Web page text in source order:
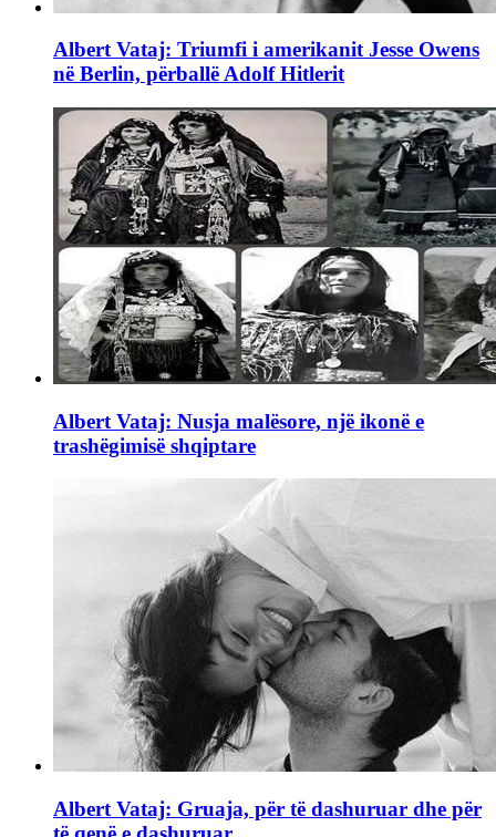
Albert Vataj: Triumfi i amerikanit Jesse Owens
në Berlin, përballë Adolf Hitlerit
Albert Vataj: Nusja malësore, një ikonë e
trashëgimisë shqiptare
Albert Vataj: Gruaja, për të dashuruar dhe për